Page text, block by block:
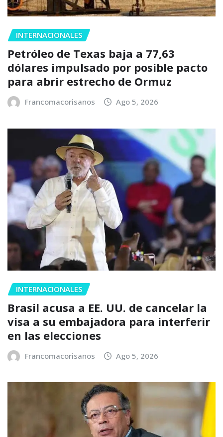
INTERNACIONALES
Petróleo de Texas baja a 77,63
dólares impulsado por posible pacto
para abrir estrecho de Ormuz
Francomacorisanos Ago 5, 2026
INTERNACIONALES
Brasil acusa a EE. UU. de cancelar la
visa a su embajadora para interferir
en las elecciones
Francomacorisanos Ago 5, 2026